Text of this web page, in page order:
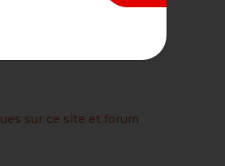
sur ce site et forum